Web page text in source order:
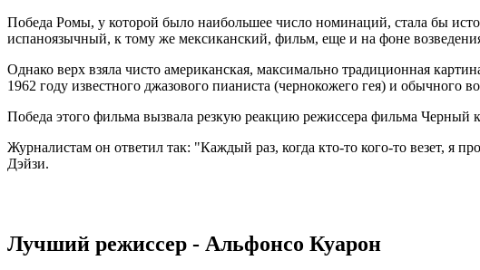
Победа Ромы, у которой было наибольшее число номинаций, стала бы
испаноязычный, к тому же мексиканский, фильм, еще и на фоне
Однако верх взяла чисто американская, максимально традиционная
1962 году известного джазового пианиста (чернокожего гея) и
Победа этого фильма вызвала резкую реакцию режиссера фильма Черный
Журналистам он ответил так: "Каждый раз, когда кто-то кого-то везет, я
Дэйзи.
Лучший режиссер - Альфонсо Куарон